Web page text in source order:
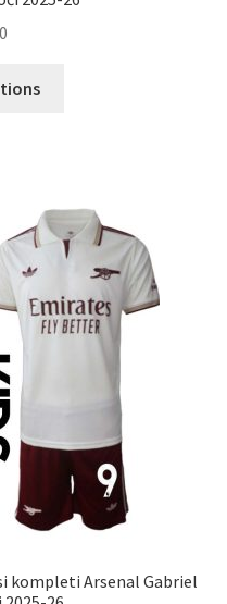
Možnosti
lahko
izberete
na
strani
kompleti Arsenal Gabriel